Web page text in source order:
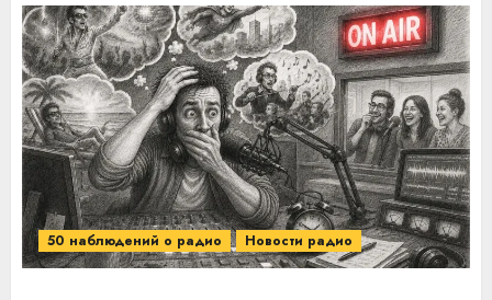
50 наблюдений о радио Новости радио